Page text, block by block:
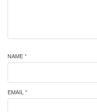
NAME *
EMAIL *